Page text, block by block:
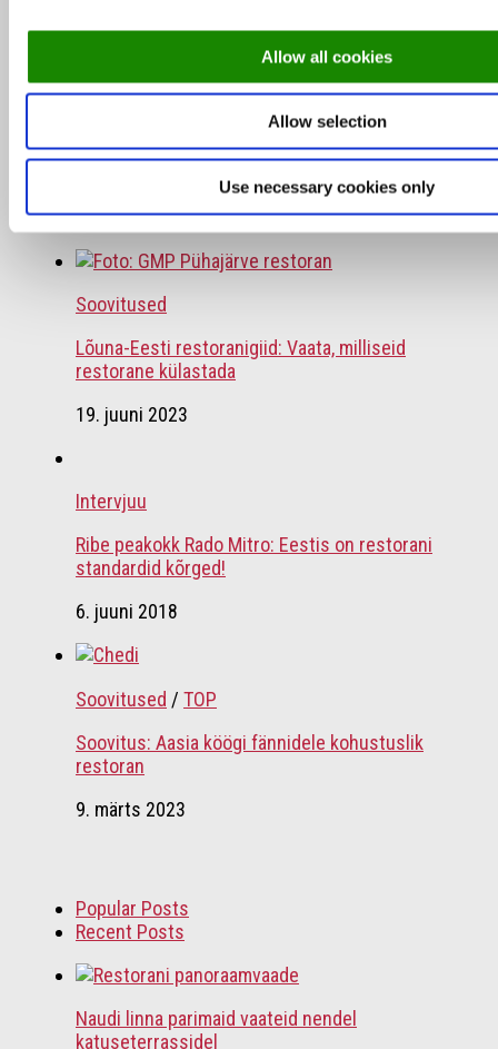
Allow all cookies
Allow selection
Use necessary cookies only
TOP 10: Neid restorane hindasid toidusõbrad
10. aprill 2025
Soovitused
Lõuna-Eesti restoranigiid: Vaata, milliseid
restorane külastada
19. juuni 2023
Intervjuu
Ribe peakokk Rado Mitro: Eestis on restorani
standardid kõrged!
6. juuni 2018
Soovitused / TOP
Soovitus: Aasia köögi fännidele kohustuslik
restoran
9. märts 2023
Popular Posts
Recent Posts
Naudi linna parimaid vaateid nendel
katuseterrassidel